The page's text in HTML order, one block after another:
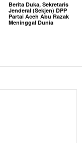
Berita Duka, Sekretaris
Jenderal (Sekjen) DPP
Partai Aceh Abu Razak
Meninggal Dunia